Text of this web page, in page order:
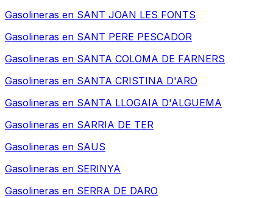
Gasolineras en SANT JOAN LES FONTS
Gasolineras en SANT PERE PESCADOR
Gasolineras en SANTA COLOMA DE FARNERS
Gasolineras en SANTA CRISTINA D'ARO
Gasolineras en SANTA LLOGAIA D'ALGUEMA
Gasolineras en SARRIA DE TER
Gasolineras en SAUS
Gasolineras en SERINYA
Gasolineras en SERRA DE DARO